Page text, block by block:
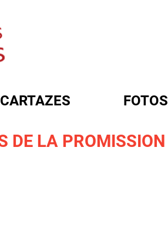
CARTAZES FOTOS
DE LA PROMISSION